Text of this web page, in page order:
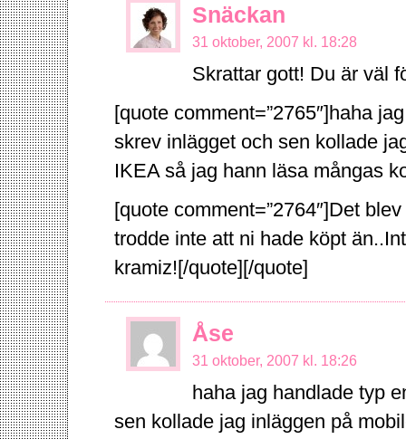
Snäckan
31 oktober, 2007 kl. 18:28
Skrattar gott! Du är väl
[quote comment=”2765″]haha
skrev inlägget och sen kollade
IKEA så jag hann läsa mångas
[quote comment=”2764″]Det
trodde inte att ni hade köpt
kramiz![/quote][/quote]
Åse
31 oktober, 2007 kl. 18:26
haha jag handlade typ
sen kollade jag inläggen på